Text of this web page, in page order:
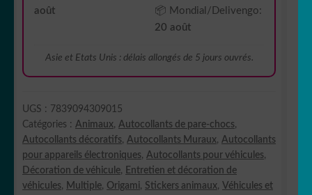
août
📦 Mondial/Delivengo:
20 août
Asie et Etats Unis : délais allongés de 5 jours ouvrés.
UGS : 7839094309015
Catégories : Animaux, Autocollants de pare-chocs,
Autocollants décoratifs, Autocollants Muraux, Autocollants
pour appareils électroniques, Autocollants pour véhicules,
Décoration de véhicule, Entretien et décoration de
véhicules, Multiple, Origami, Stickers animaux, Véhicules et